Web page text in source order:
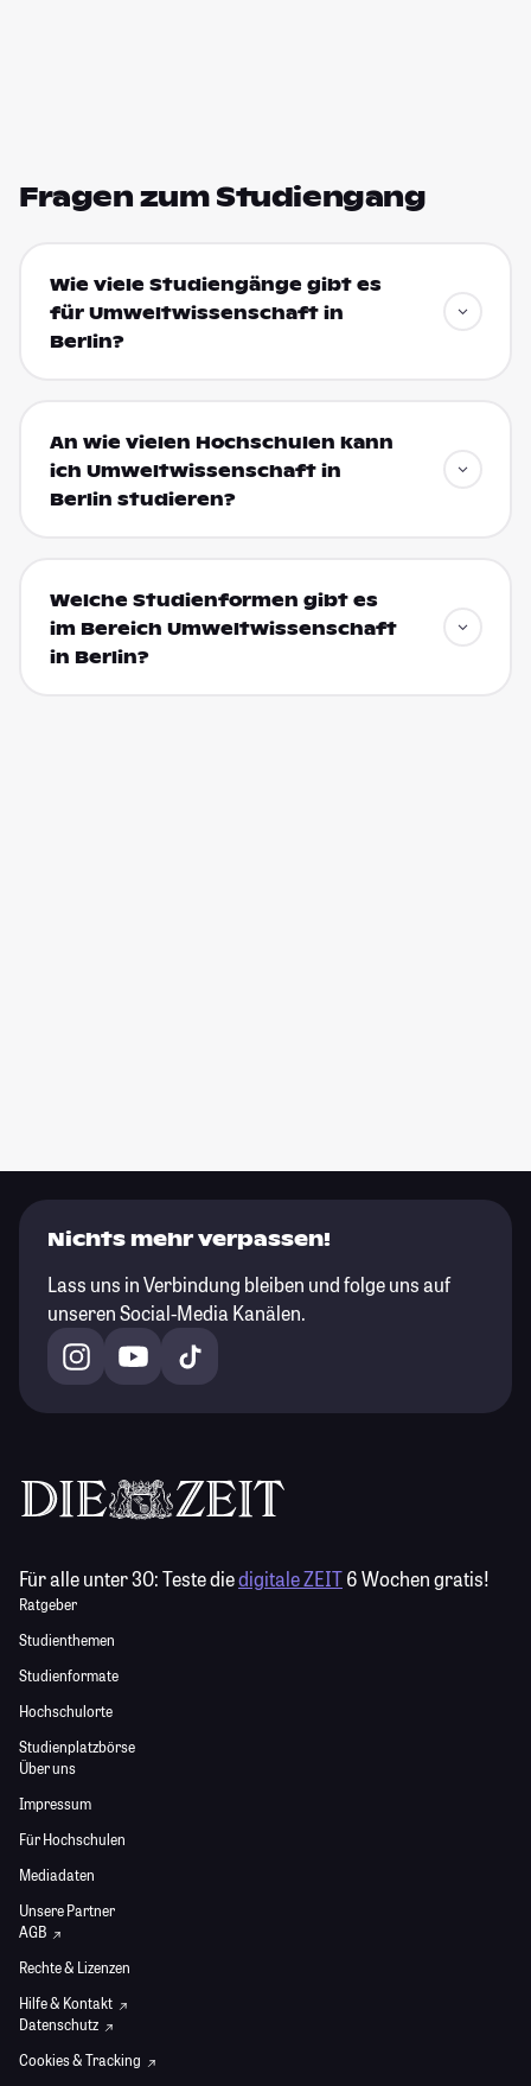
Fragen zum Studiengang
Wie viele Studiengänge gibt es
für Umweltwissenschaft in
Berlin?
An wie vielen Hochschulen kann
ich Umweltwissenschaft in
Berlin studieren?
Welche Studienformen gibt es
im Bereich Umweltwissenschaft
in Berlin?
Nichts mehr verpassen!
Lass uns in Verbindung bleiben und folge uns auf
unseren Social-Media Kanälen.
Für alle unter 30:Teste diedigitale ZEIT6 Wochen gratis!
Ratgeber
Studienthemen
Studienformate
Hochschulorte
Studienplatzbörse
Über uns
Impressum
Für Hochschulen
Mediadaten
Unsere Partner
AGB
Rechte & Lizenzen
Hilfe & Kontakt
Datenschutz
Cookies & Tracking